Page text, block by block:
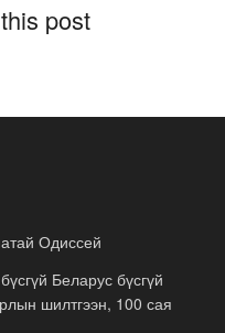
post
Одиссей
Беларус бүсгүй
шилтгээн, 100 сая